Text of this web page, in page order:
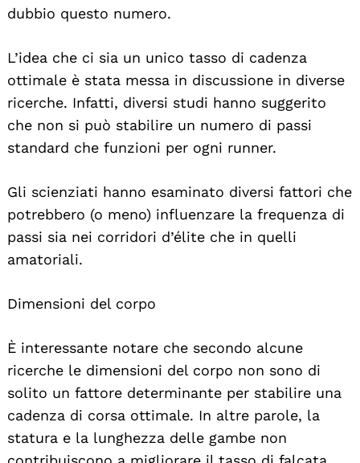
dubbio questo numero.
L’idea che ci sia un unico tasso di cadenza
ottimale è stata messa in discussione in diverse
ricerche. Infatti, diversi studi hanno suggerito
che non si può stabilire un numero di passi
standard che funzioni per ogni runner.
Gli scienziati hanno esaminato diversi fattori che
potrebbero (o meno) influenzare la frequenza di
passi sia nei corridori d’élite che in quelli
amatoriali.
Dimensioni del corpo
È interessante notare che secondo alcune
ricerche le dimensioni del corpo non sono di
solito un fattore determinante per stabilire una
cadenza di corsa ottimale. In altre parole, la
statura e la lunghezza delle gambe non